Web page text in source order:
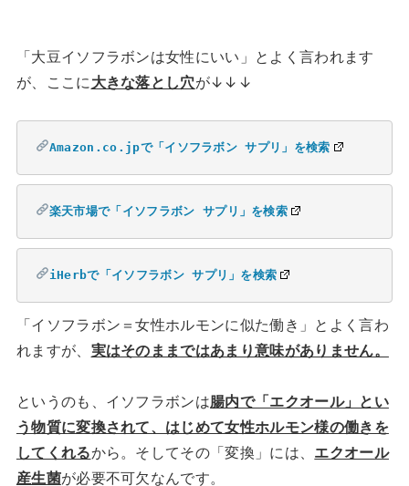
「大豆イソフラボンは女性にいい」とよく言われます
が、ここに大きな落とし穴が↓↓↓
Amazon.co.jpで「イソフラボン サプリ」を検索
楽天市場で「イソフラボン サプリ」を検索
iHerbで「イソフラボン サプリ」を検索
「イソフラボン＝女性ホルモンに似た働き」とよく言わ
れますが、 実はそのままではあまり意味がありません。
というのも、イソフラボンは腸内で「エクオール」とい
う物質に変換されて、はじめて女性ホルモン様の働きを
してくれるから。そしてその「変換」には、 エクオール
産生菌が必要不可欠なんです。